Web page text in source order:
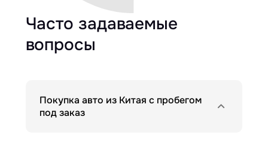
Часто задаваемые
вопросы
Покупка авто из Китая с пробегом
под заказ